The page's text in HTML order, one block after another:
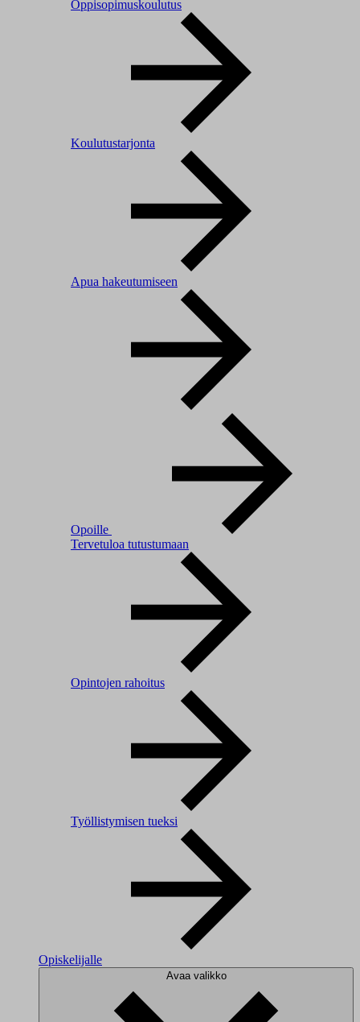
Oppisopimuskoulutus
Koulutustarjonta
Apua hakeutumiseen
Opoille
Tervetuloa tutustumaan
Opintojen rahoitus
Työllistymisen tueksi
Opiskelijalle
Avaa valikko